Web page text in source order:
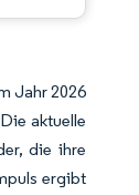
Jahr 2026
aktuelle
die ihre
ergibt